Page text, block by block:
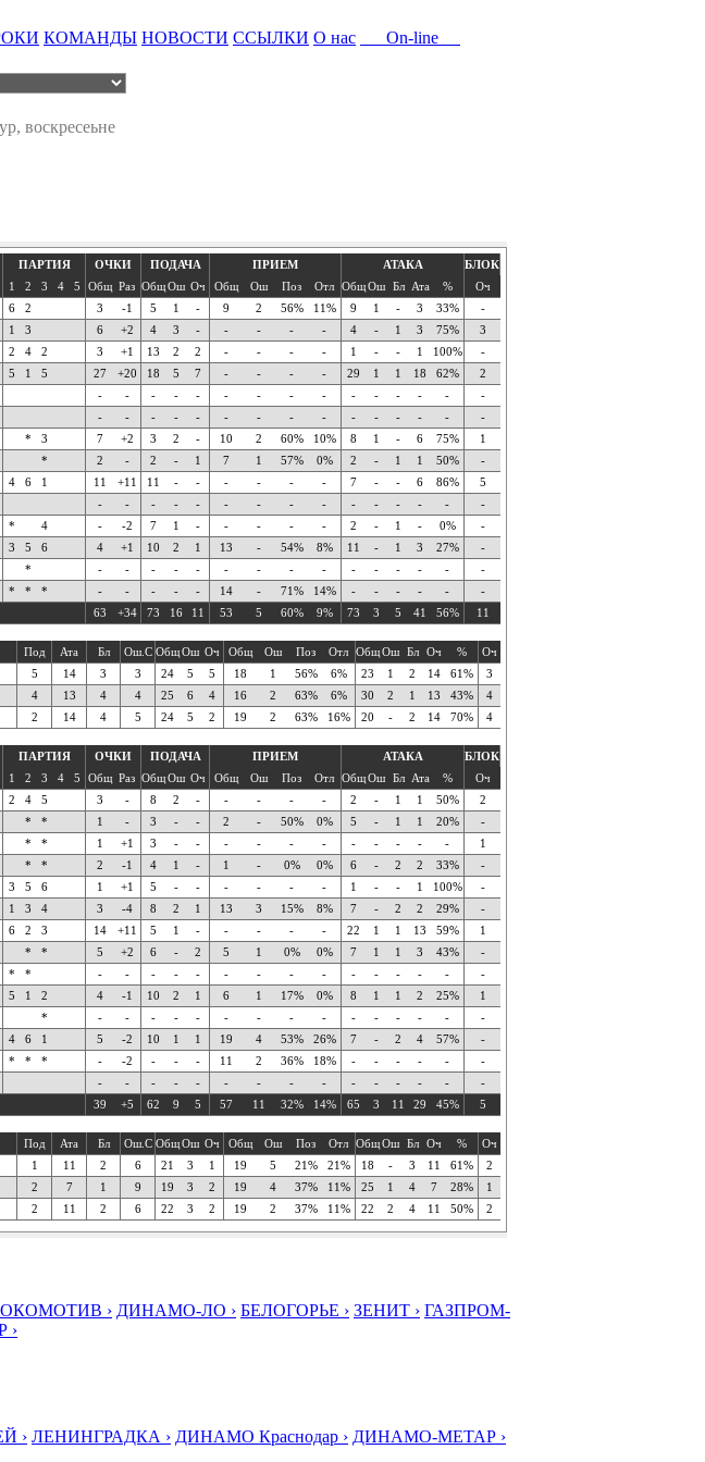
КОМАНДЫ НОВОСТИ ССЫЛКИ О нас
On-line
воскресеьне
ПАРТИЯ ОЧКИ ПОДАЧА ПРИЕМ АТАКА
БЛОК
1
2 3 4 5 Общ Раз ОбщОш Оч Общ Ош Поз Отл ОбщОш Бл Ата % Оч
6 2 3 -1 5 1 - 9 2 56% 11% 9 1 - 3 33% -
1 3 6 +2 4 3 - - - - - 4 - 1 3 75% 3
2 4 2 3 +1 13 2 2 - - - - 1 - - 1 100% -
5 1 5 27 +20 18 5 7 - - - - 29 1 1 18 62% 2
- - - - - - - - - - - - - - -
- - - - - - - - - - - - - - -
* 3 7 +2 3 2 - 10 2 60% 10% 8 1 - 6 75% 1
* 2 - 2 - 1 7 1 57% 0% 2 - 1 1 50% -
4 6 1 11 +11 11 - - - - - - 7 - - 6 86% 5
- - - - - - - - - - - - - - -
* 4 - -2 7 1 - - - - - 2 - 1 - 0% -
3 5 6 4 +1 10 2 1 13 - 54% 8% 11 - 1 3 27% -
* - - - - - - - - - - - - - - -
* * * - - - - - 14 - 71% 14% - - - - - -
63 +34 73 16 11 53 5 60% 9% 73 3 5 41 56% 11
Под Ата Бл Ош.С ОбщОш Оч Общ Ош Поз Отл ОбщОш Бл Оч % Оч
5 14 3 3 24 5 5 18 1 56% 6% 23 1 2 14 61% 3
4 13 4 4 25 6 4 16 2 63% 6% 30 2 1 13 43% 4
2 14 4 5 24 5 2 19 2 63% 16% 20 - 2 14 70% 4
ПАРТИЯ ОЧКИ ПОДАЧА ПРИЕМ АТАКА
БЛОК
1
2 3 4 5 Общ Раз ОбщОш Оч Общ Ош Поз Отл ОбщОш Бл Ата % Оч
2 4 5 3 - 8 2 - - - - - 2 - 1 1 50% 2
* * 1 - 3 - - 2 - 50% 0% 5 - 1 1 20% -
* * 1 +1 3 - - - - - - - - - - - 1
* * 2 -1 4 1 - 1 - 0% 0% 6 - 2 2 33% -
3 5 6 1 +1 5 - - - - - - 1 - - 1 100% -
1 3 4 3 -4 8 2 1 13 3 15% 8% 7 - 2 2 29% -
6 2 3 14 +11 5 1 - - - - - 22 1 1 13 59% 1
* * 5 +2 6 - 2 5 1 0% 0% 7 1 1 3 43% -
* * - - - - - - - - - - - - - - -
5 1 2 4 -1 10 2 1 6 1 17% 0% 8 1 1 2 25% 1
* - - - - - - - - - - - - - - -
4 6 1 5 -2 10 1 1 19 4 53% 26% 7 - 2 4 57% -
* * * - -2 - - - 11 2 36% 18% - - - - - -
- - - - - - - - - - - - - - -
39 +5 62 9 5 57 11 32% 14% 65 3 11 29 45% 5
Под Ата Бл Ош.С ОбщОш Оч Общ Ош Поз Отл ОбщОш Бл Оч % Оч
1 11 2 6 21 3 1 19 5 21% 21% 18 - 3 11 61% 2
2 7 1 9 19 3 2 19 4 37% 11% 25 1 4 7 28% 1
2 11 2 6 22 3 2 19 2 37% 11% 22 2 4 11 50% 2
› ДИНАМО-ЛО › БЕЛОГОРЬЕ › ЗЕНИТ › ГАЗПРОМ-
›
› ЛЕНИНГРАДКА › ДИНАМО Краснодар › ДИНАМО-МЕТАР ›